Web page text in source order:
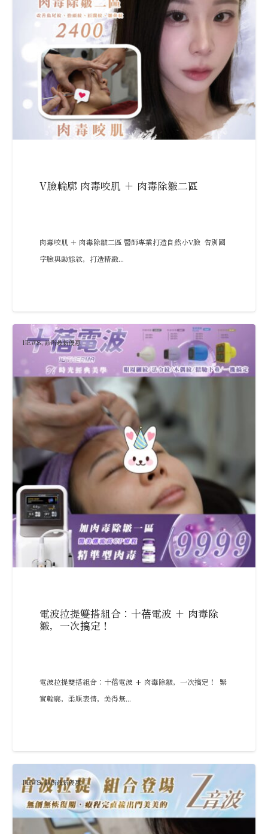
V臉輪廓 肉毒咬肌 + 肉毒除皺二區
肉毒咬肌 ＋ 肉毒除皺二區 醫師專業打造自然小V臉 告別國
字臉與動態紋，打造精緻...
NEWS,診所最新優惠
電波拉提雙搭組合：十蓓電波 + 肉毒除
皺，一次搞定！
電波拉提雙搭組合：十蓓電波 + 肉毒除皺，一次搞定！ 緊
實輪廓，柔順表情，美得無...
NEWS,診所最新優惠